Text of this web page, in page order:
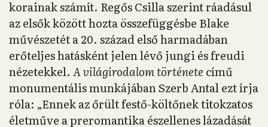
korainak számít. Regős Csilla szerint ráadásul
az elsők között hozta összefüggésbe Blake
művészetét a 20. század első harmadában
erőteljes hatásként jelen lévő jungi és freudi
nézetekkel. A világirodalom története című
monumentális munkájában Szerb Antal ezt írja
róla: „Ennek az őrült festő-költőnek titokzatos
életműve a preromantika észellenes lázadását